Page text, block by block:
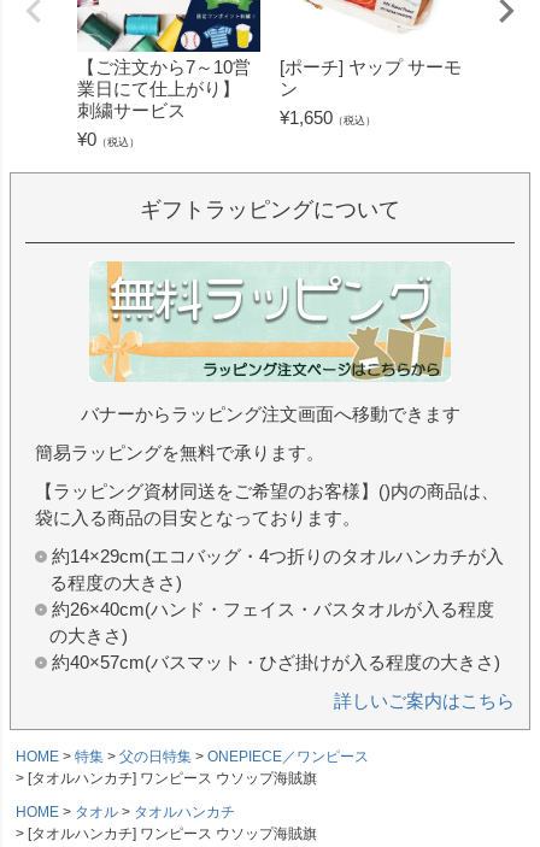
【ご注文から7～10営
業日にて仕上がり】
刺繍サービス
¥0 （税込）
[ポーチ] ヤップ サーモ
ン
¥1,650 （税込）
ギフトラッピングについて
バナーからラッピング注文画面へ移動できます
簡易ラッピングを無料で承ります。
【ラッピング資材同送をご希望のお客様】()内の商品は、
袋に入る商品の目安となっております。
約14×29cm(エコバッグ・4つ折りのタオルハンカチが入
る程度の大きさ)
約26×40cm(ハンド・フェイス・バスタオルが入る程度
の大きさ)
約40×57cm(バスマット・ひざ掛けが入る程度の大きさ)
詳しいご案内はこちら
HOME 特集 父の日特集
ONEPIECE／ワンピース
[タオルハンカチ] ワンピース ウソップ海賊旗
HOME
タオル
タオルハンカチ
[タオルハンカチ] ワンピース ウソップ海賊旗